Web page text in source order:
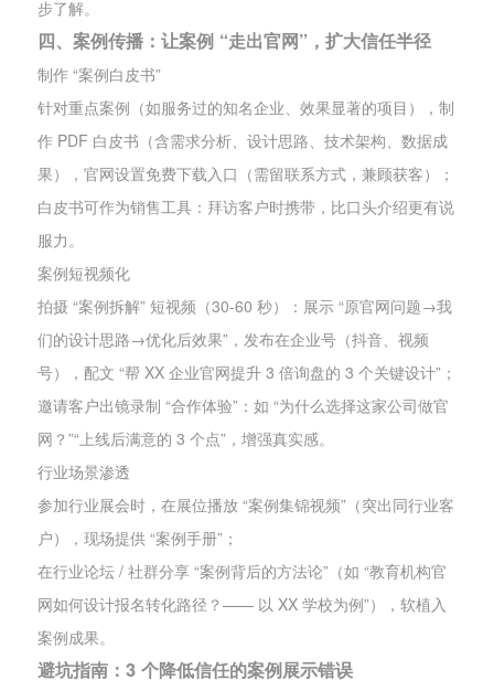
步了解。
四、案例传播：让案例 “走出官网”，扩大信任半径
制作 “案例白皮书”
针对重点案例（如服务过的知名企业、效果显著的项目），制
作 PDF 白皮书（含需求分析、设计思路、技术架构、数据成
果），官网设置免费下载入口（需留联系方式，兼顾获客）；
白皮书可作为销售工具：拜访客户时携带，比口头介绍更有说
服力。
案例短视频化
拍摄 “案例拆解” 短视频（30-60 秒）：展示 “原官网问题→我
们的设计思路→优化后效果”，发布在企业号（抖音、视频
号），配文 “帮 XX 企业官网提升 3 倍询盘的 3 个关键设计”；
邀请客户出镜录制 “合作体验”：如 “为什么选择这家公司做官
网？”“上线后满意的 3 个点”，增强真实感。
行业场景渗透
参加行业展会时，在展位播放 “案例集锦视频”（突出同行业客
户），现场提供 “案例手册”；
在行业论坛 / 社群分享 “案例背后的方法论”（如 “教育机构官
网如何设计报名转化路径？—— 以 XX 学校为例”），软植入
案例成果。
避坑指南：3 个降低信任的案例展示错误